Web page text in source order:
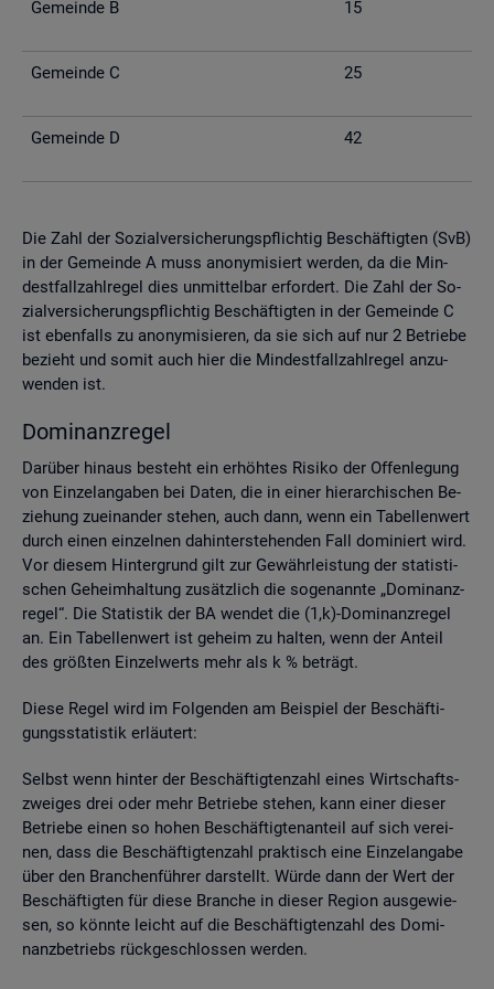
Ge­mein­de B 15
Ge­mein­de C 25
Ge­mein­de D 42
Die Zahl der So­zi­al­ver­si­che­rungs­pflich­tig Be­schäf­tig­ten (SvB)
in der Ge­mein­de A muss an­ony­mi­siert wer­den, da die Min­
dest­fall­zahl­re­gel dies un­mit­tel­bar er­for­dert. Die Zahl der So­
zi­al­ver­si­che­rungs­pflich­tig Be­schäf­tig­ten in der Ge­mein­de C
ist eben­falls zu an­ony­mi­sie­ren, da sie sich auf nur 2 Be­trie­be
be­zieht und somit auch hier die Min­dest­fall­zahl­re­gel an­zu­
wen­den ist.
Do­mi­nanz­re­gel
Dar­über hin­aus be­steht ein er­höh­tes Ri­si­ko der Of­fen­le­gung
von Ein­zel­an­ga­ben bei Daten, die in einer hier­ar­chi­schen Be­
zie­hung zu­ein­an­der ste­hen, auch dann, wenn ein Ta­bel­len­wert
durch einen ein­zel­nen da­hin­ter­ste­hen­den Fall do­mi­niert wird.
Vor die­sem Hin­ter­grund gilt zur Ge­währ­leis­tung der sta­tis­ti­
schen Ge­heim­hal­tung zu­sätz­lich die so­ge­nann­te „Do­mi­nanz­
re­gel“. Die Sta­tis­tik der BA wen­det die (1,k)-Do­mi­nanz­re­gel
an. Ein Ta­bel­len­wert ist ge­heim zu hal­ten, wenn der An­teil
des grö­ß­ten Ein­zel­werts mehr als k % be­trägt.
Diese Regel wird im Fol­gen­den am Bei­spiel der Be­schäf­ti­
gungs­sta­tis­tik er­läu­tert:
Selbst wenn hin­ter der Be­schäf­tig­ten­zahl eines Wirt­schafts­
zwei­ges drei oder mehr Be­trie­be ste­hen, kann einer die­ser
Be­trie­be einen so hohen Be­schäf­tig­ten­an­teil auf sich ver­ei­
nen, dass die Be­schäf­tig­ten­zahl prak­tisch eine Ein­zel­an­ga­be
über den Bran­chen­füh­rer dar­stellt. Würde dann der Wert der
Be­schäf­tig­ten für diese Bran­che in die­ser Re­gi­on aus­ge­wie­
sen, so könn­te leicht auf die Be­schäf­tig­ten­zahl des Do­mi­
nanz­be­triebs rück­ge­schlos­sen wer­den.